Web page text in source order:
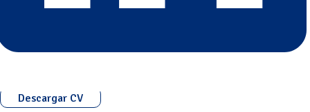
Descargar CV